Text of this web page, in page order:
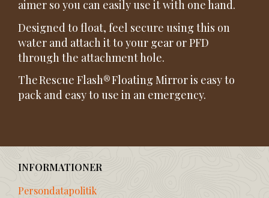
aimer so you can easily use it with one hand.
Designed to float, feel secure using this on
water and attach it to your gear or PFD
through the attachment hole.
The Rescue Flash® Floating Mirror is easy to
pack and easy to use in an emergency.
INFORMATIONER
Persondatapolitik